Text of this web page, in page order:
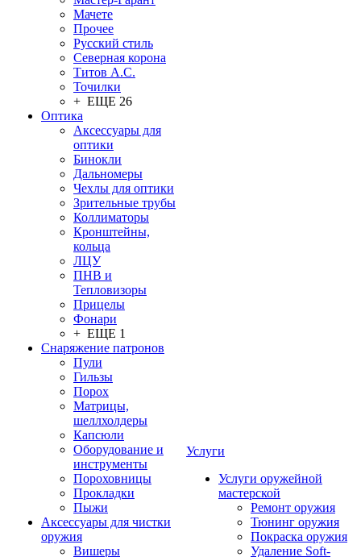
Мачете
Прочее
Русский стиль
Северная корона
Титов А.С.
Точилки
+ ЕЩЕ 26
Оптика
Аксессуары для
оптики
Бинокли
Дальномеры
Чехлы для оптики
Зрительные трубы
Коллиматоры
Кронштейны,
кольца
ЛЦУ
ПНВ и
Тепловизоры
Прицелы
Фонари
+ ЕЩЕ 1
Снаряжение патронов
Пули
Гильзы
Порох
Матрицы,
шеллхолдеры
Капсюли
Оборудование и
инструменты
Пороховницы
Прокладки
Пыжи
Аксессуары для чистки
оружия
Вишеры
Услуги
Услуги оружейной
мастерской
Ремонт оружия
Тюнинг оружия
Покраска оружия
Удаление Soft-